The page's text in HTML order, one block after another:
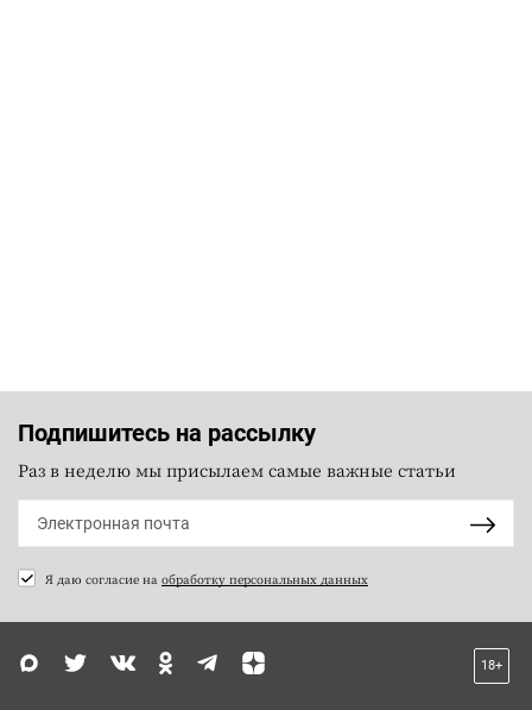
Подпишитесь на рассылку
Раз в неделю мы присылаем самые важные статьи
Я даю согласие на обработку персональных данных
18+